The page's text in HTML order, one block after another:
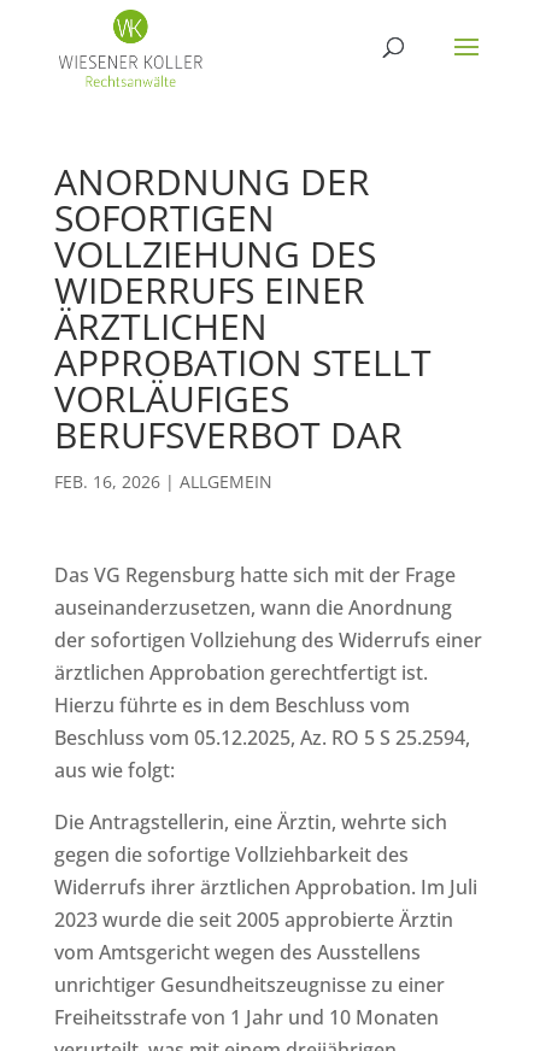
ANORDNUNG DER
SOFORTIGEN
VOLLZIEHUNG DES
WIDERRUFS EINER
ÄRZTLICHEN
APPROBATION STELLT
VORLÄUFIGES
BERUFSVERBOT DAR
FEB. 16, 2026| ALLGEMEIN
Das VG Regensburg hatte sich mit der Frage
auseinanderzusetzen, wann die Anordnung
der sofortigen Vollziehung des Widerrufs einer
ärztlichen Approbation gerechtfertigt ist.
Hierzu führte es in dem Beschluss vom
Beschluss vom 05.12.2025, Az. RO 5 S 25.2594,
aus wie folgt:
Die Antragstellerin, eine Ärztin, wehrte sich
gegen die sofortige Vollziehbarkeit des
Widerrufs ihrer ärztlichen Approbation. Im Juli
2023 wurde die seit 2005 approbierte Ärztin
vom Amtsgericht wegen des Ausstellens
unrichtiger Gesundheitszeugnisse zu einer
Freiheitsstrafe von 1 Jahr und 10 Monaten